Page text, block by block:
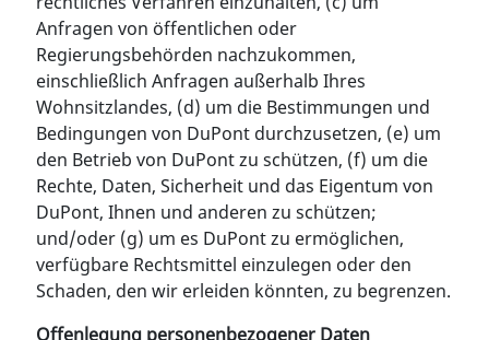
Anfragen von öffentlichen oder
Regierungsbehörden nachzukommen,
einschließlich Anfragen außerhalb Ihres
Wohnsitzlandes, (d) um die Bestimmungen und
Bedingungen von DuPont durchzusetzen, (e) um
den Betrieb von DuPont zu schützen, (f) um die
Rechte, Daten, Sicherheit und das Eigentum von
DuPont, Ihnen und anderen zu schützen;
und/oder (g) um es DuPont zu ermöglichen,
verfügbare Rechtsmittel einzulegen oder den
Schaden, den wir erleiden könnten, zu begrenzen.
Offenlegung personenbezogener Daten